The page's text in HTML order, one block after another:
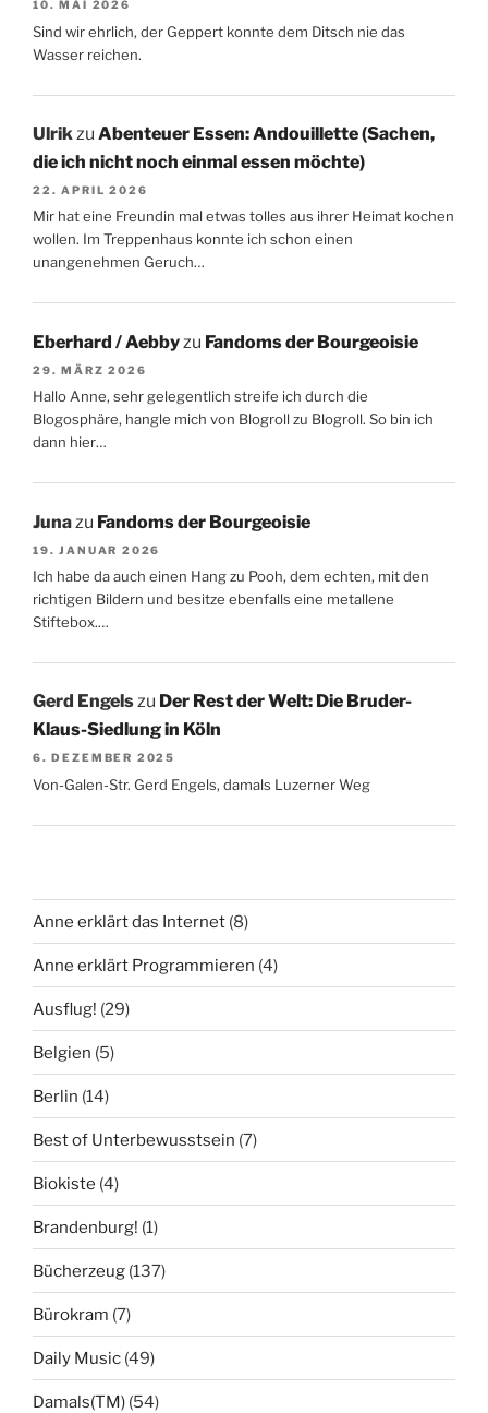
10. MAI 2026
Sind wir ehrlich, der Geppert konnte dem Ditsch nie das
Wasser reichen.
Ulrikzu Abenteuer Essen: Andouillette (Sachen,
die ich nicht noch einmal essen möchte)
22. APRIL 2026
Mir hat eine Freundin mal etwas tolles aus ihrer Heimat kochen
wollen. Im Treppenhaus konnte ich schon einen
unangenehmen Geruch…
Eberhard / Aebby zu Fandoms der Bourgeoisie
29. MÄRZ 2026
Hallo Anne, sehr gelegentlich streife ich durch die
Blogosphäre, hangle mich von Blogroll zu Blogroll. So bin ich
dann hier…
Juna zu Fandoms der Bourgeoisie
19. JANUAR 2026
Ich habe da auch einen Hang zu Pooh, dem echten, mit den
richtigen Bildern und besitze ebenfalls eine metallene
Stiftebox.…
Gerd Engelszu Der Rest der Welt: Die Bruder-
Klaus-Siedlung in Köln
6. DEZEMBER 2025
Von-Galen-Str. Gerd Engels, damals Luzerner Weg
Anne erklärt das Internet (8)
Anne erklärt Programmieren (4)
Ausflug! (29)
Belgien (5)
Berlin (14)
Best of Unterbewusstsein (7)
Biokiste (4)
Brandenburg! (1)
Bücherzeug (137)
Bürokram (7)
Daily Music (49)
Damals(TM) (54)